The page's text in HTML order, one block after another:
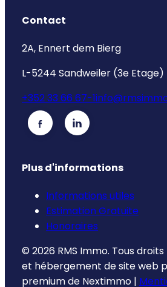
Contact
2A, Ennert dem Bierg
L-5244 Sandweiler (3e Etage)
+352 33 66 67-1
Plus d'informations
Informations utiles
Estimation Gratuite
Honoraires
© 2026 RMS Immo. Tous
et hébergement de site web
premium de Nextimmo |